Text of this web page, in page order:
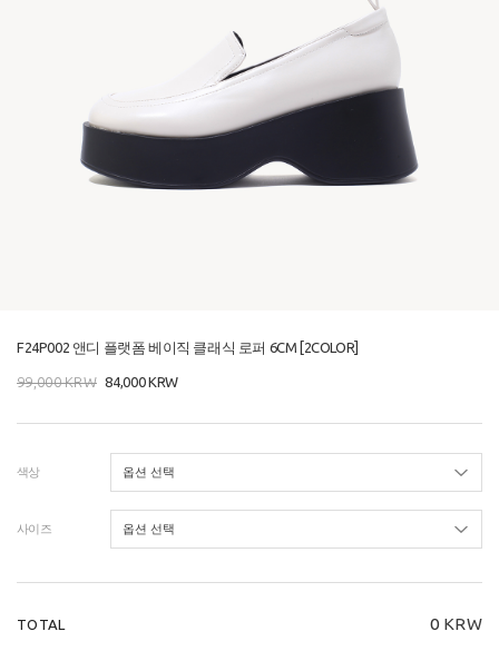
F24P002 앤디 플랫폼 베이직 클래식 로퍼 6CM [2COLOR]
99,000KRW 84,000KRW
색상
사이즈
TOTAL 0 KRW